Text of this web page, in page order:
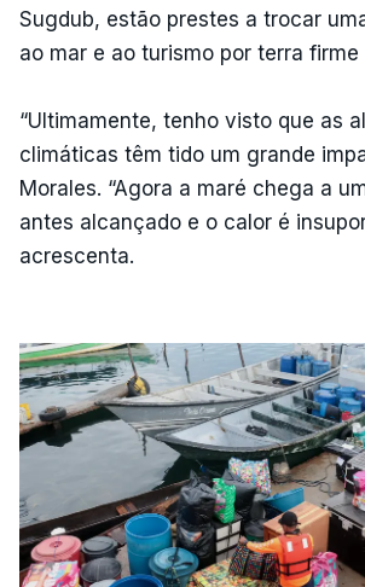
Sugdub, estão prestes a trocar
ao mar e ao turismo por terra
“Ultimamente, tenho visto que as
climáticas têm tido um grande
Morales. “Agora a maré chega a
antes alcançado e o calor é
acrescenta.